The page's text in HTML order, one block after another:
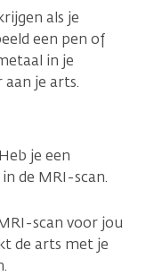
als je
een pen of
in je
je arts.
je een
de MRI-scan.
scan voor jou
de arts met je